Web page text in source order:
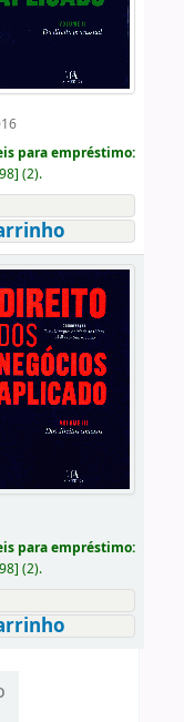
para empréstimo:
] (2).
para empréstimo:
] (2).